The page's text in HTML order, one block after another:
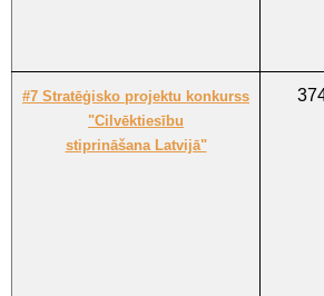
#7 Stratēģisko projektu konkurss
"Cilvēktiesību
stiprināšana Latvijā"